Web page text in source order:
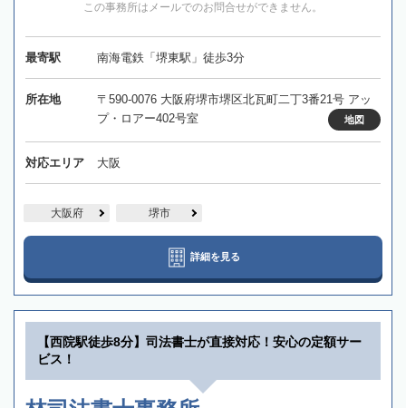
この事務所はメールでのお問合せができません。
最寄駅 南海電鉄「堺東駅」徒歩3分
所在地
〒590-0076 大阪府堺市堺区北瓦町二丁3番21号 アッ
プ・ロアー402号室
地図
対応エリア 大阪
大阪府 堺市
詳細を見る
【西院駅徒歩8分】司法書士が直接対応！安心の定額サー
ビス！